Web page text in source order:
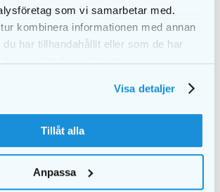
som vi samarbetar med.
kombinera informationen med annan
har tillhandahållit eller som de har
använt deras tjänster.
Visa detaljer
Tillåt alla
Anpassa
VÆLG
MULIGHEDER